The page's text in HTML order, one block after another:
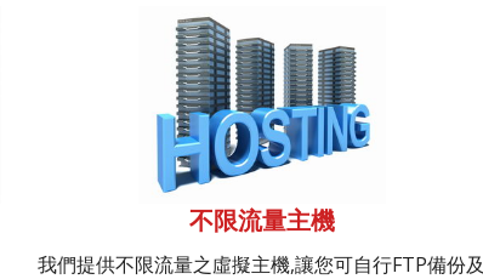
不限流量主機
我們提供不限流量之虛擬主機,讓您可自行FTP備份及